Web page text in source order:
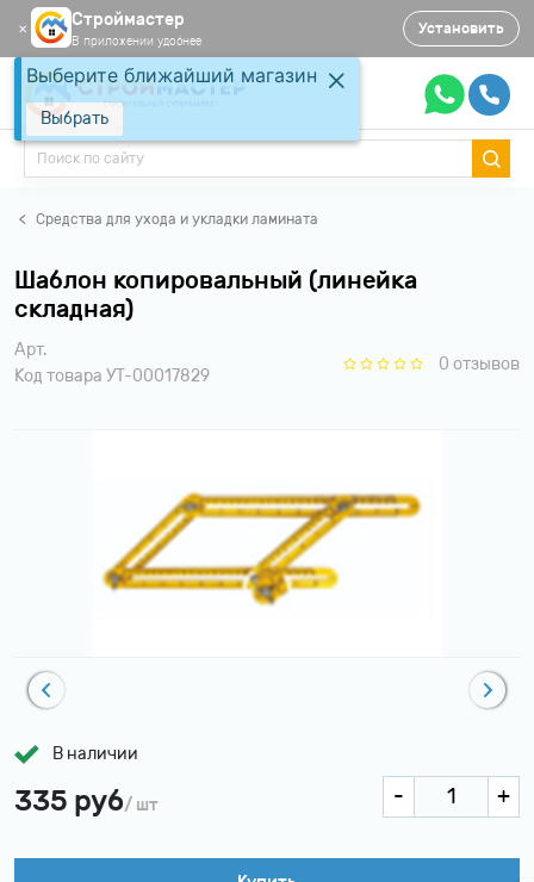
✕ Строймастер
В приложении удобнее
Установить
Средства для ухода и укладки ламината
Шаблон копировальный (линейка
складная)
Арт.
Код товара УТ-00017829
0 отзывов
В наличии
335 руб/ шт
Выберите ближайший магазин
Выбрать